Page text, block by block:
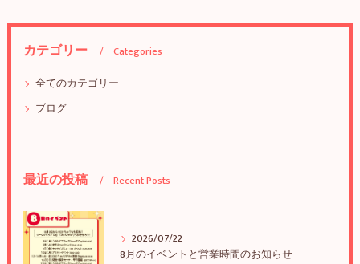
カテゴリー
Categories
全てのカテゴリー
ブログ
最近の投稿 Recent Posts
2026/07/22
8月のイベントと営業時間のお知らせ